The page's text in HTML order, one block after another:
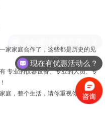
家家庭合作了，这些都是历史的见
专业的仪器设备、专业的人员、专
庭，整个生活，请你重视你的人
现在有优惠活动么？